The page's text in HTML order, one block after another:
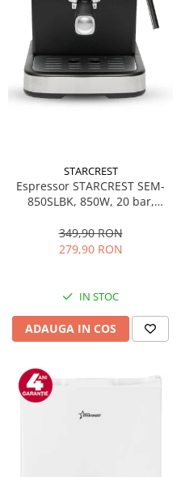
STARCREST
Espressor STARCREST SEM-
850SLBK, 850W, 20 bar,
dispozitiv spumare, filtru
dublu din inox, Negru/Inox
349,90 RON
279,90 RON
IN STOC
ADAUGA IN COS